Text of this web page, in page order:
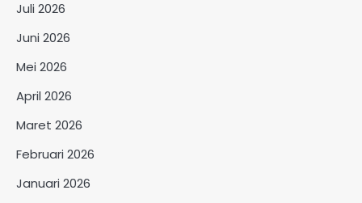
Juli 2026
Juni 2026
Mei 2026
April 2026
Maret 2026
Februari 2026
Januari 2026